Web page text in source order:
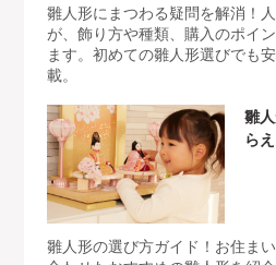
雛人形にまつわる疑問を解消！
が、飾り方や種類、購入のポイ
ます。初めての雛人形選びでも
載。
雛
ら
雛人形の選び方ガイド！お住ま